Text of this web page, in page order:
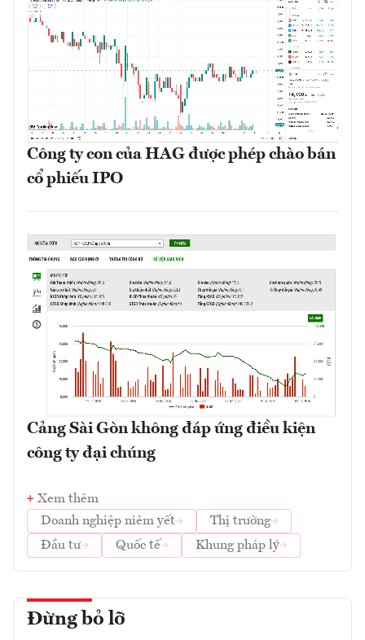
Công ty con của HAG được phép chào bán
cổ phiếu IPO
Cảng Sài Gòn không đáp ứng điều kiện
công ty đại chúng
Xem thêm
Doanh nghiệp niêm yết
Thị trường
Đầu tư
Quốc tế Khung pháp lý
Đừng bỏ lỡ